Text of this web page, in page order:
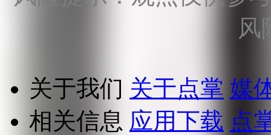
风
关于我们 关于点掌 媒
相关信息 应用下载 点